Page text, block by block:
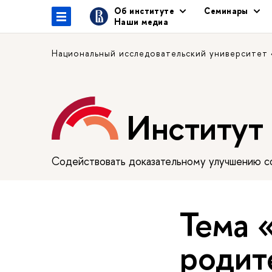
Об институте
Семинары
Наши медиа
Национальный исследовательский
Содействовать доказательному улучшению
Тема